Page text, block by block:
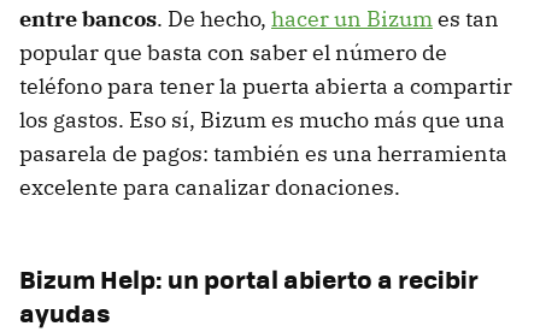
entre bancos. De hecho, hacer un Bizumes tan
popular que basta con saber el número de
teléfono para tener la puerta abierta a compartir
los gastos. Eso sí, Bizum es mucho más que una
pasarela de pagos: también es una herramienta
excelente para canalizar donaciones.
Bizum Help: un portal abierto a recibir
ayudas